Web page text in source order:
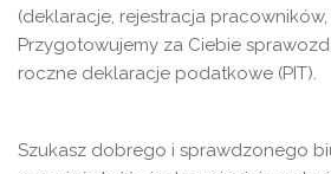
(deklaracje, rejestracja pracowników,
Przygotowujemy za Ciebie
roczne deklaracje podatkowe (PIT).
Szukasz dobrego i sprawdzonego